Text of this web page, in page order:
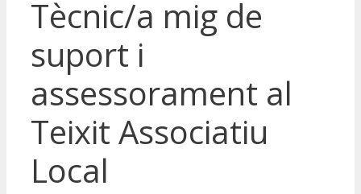
Tècnic/a mig de
suport i
assessorament al
Teixit Associatiu
Local